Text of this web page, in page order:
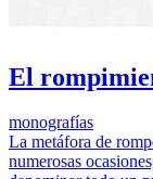
El
monografías
La metáfora de
numerosas